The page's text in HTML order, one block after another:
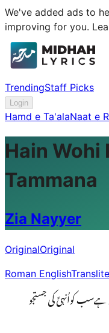
We've added ads to
improving for you.
TrendingStaff Picks
Login
Hamd e Ta'alaNaat e
Hain Wohi
Tammana
Zia Nayyer
OriginalOriginal
Roman English
کواُنہیؐ کی جستجو